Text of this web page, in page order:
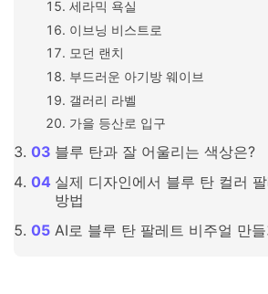
세라믹 욕실
이브닝 비스트로
모던 랜치
부드러운 아기방 웨이브
갤러리 라벨
가을 등산로 입구
블루 탄과 잘 어울리는 색상은?
실제 디자인에서 블루 탄 컬러
방법
AI로 블루 탄 팔레트 비주얼 만들